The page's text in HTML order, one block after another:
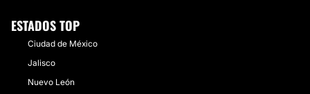
ESTADOS TOP
Ciudad de México
Jalisco
Nuevo León